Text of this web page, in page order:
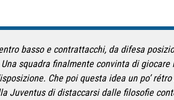
basso e contrattacchi, da difesa
squadra finalmente convinta di giocare
Che poi questa idea un po’
Juventus di distaccarsi dalle filosofie